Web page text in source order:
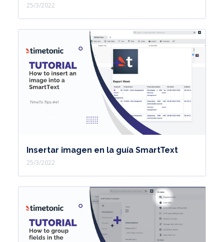
25/3/2022
Insertar imagen en la guía SmartText
25/3/2022